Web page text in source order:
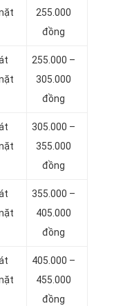
255.000
đồng
255.000 –
305.000
đồng
305.000 –
355.000
đồng
355.000 –
405.000
đồng
405.000 –
455.000
đồng